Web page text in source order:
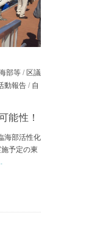
部等 / 区議
動報告 / 自
能性！
海部活性化
予定の東